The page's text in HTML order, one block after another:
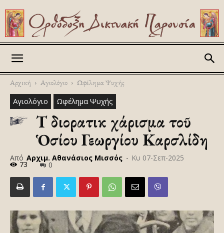
Αρχική Αγιολόγιο Ωφέλημα Ψυχής
Αγιολόγιο Ωφέλημα Ψυχής
Τὸ διορατικὸ χάρισμα τοῦ
Ὁσίου Γεωργίου Καρσλίδη
Από Αρχιμ. Αθανάσιος Μισσός - Κυ 07-Σεπ-2025
73 0